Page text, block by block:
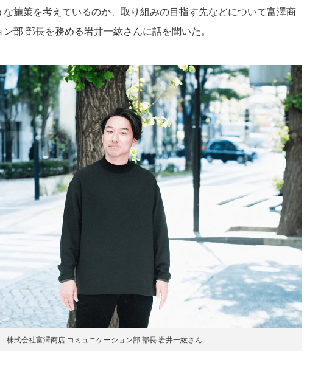
な施策を考えているのか、取り組みの目指す先などについて富澤商
部 部長を務める岩井一紘さんに話を聞いた。
株式会社富澤商店 コミュニケーション部 部長 岩井一紘さん